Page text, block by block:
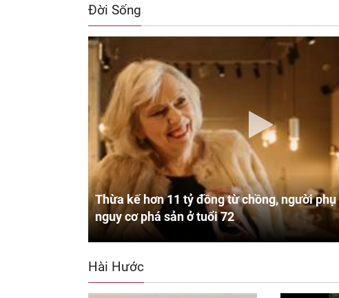
Đời Sống
Thừa kế hơn 11 tỷ đồng từ chồng, người
nguy cơ phá sản ở tuổi 72
Hài Hước